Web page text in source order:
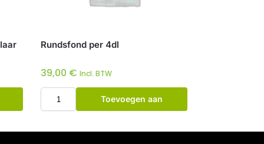
Rundsfond per 4dl
39,00 € Incl. BTW
Toevoegen aan